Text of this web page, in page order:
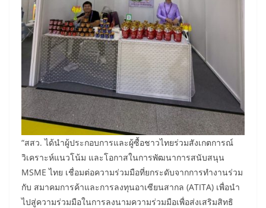
“สสว. ได้นำผู้ประกอบการและผู้ซื้อชาวไทยร่วมสังเกตการณ์
วิเคราะห์แนวโน้ม และโอกาสในการพัฒนาการสนับสนุน
MSME ไทย เชื่อมต่อความร่วมมือที่ยกระดับจากการทำงานร่วม
กับ สมาคมการค้าและการลงทุนอาเซียนสากล (ATITA) เพื่อนำ
ไปสู่ความร่วมมือในการลงนามความร่วมมือเพื่อส่งเสริมสิทธิ